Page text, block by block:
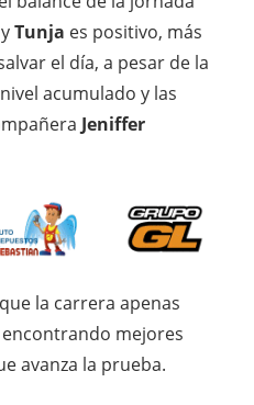
yTunja es positivo, más
el día, a pesar de la
acumulado y las
Jeniffer
la carrera apenas
mejores
avanza la prueba.